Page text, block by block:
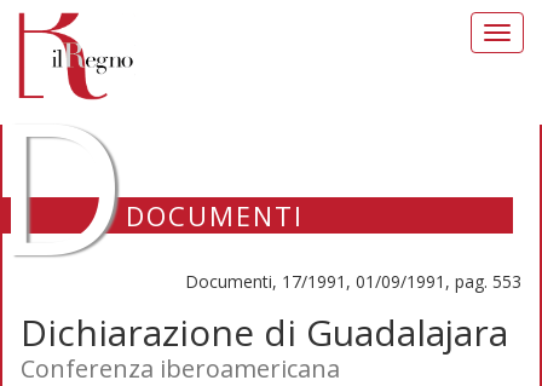
DOCUMENTI
Documenti, 17/1991, 01/09/1991, pag. 553
Dichiarazione di Guadalajara
Conferenza iberoamericana